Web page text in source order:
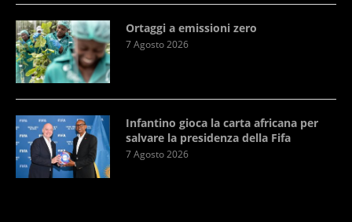
Ortaggi a emissioni zero
7 Agosto 2026
Infantino gioca la carta africana per
salvare la presidenza della Fifa
7 Agosto 2026